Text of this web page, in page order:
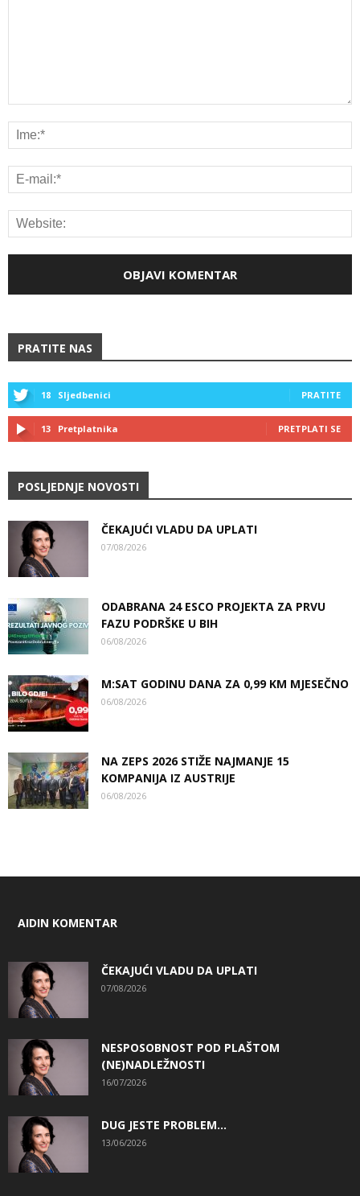
PRATITE NAS
18 Sljedbenici PRATITE
13 Pretplatnika PRETPLATI SE
POSLJEDNJE NOVOSTI
ČEKAJUĆI VLADU DA UPLATI
07/08/2026
ODABRANA 24 ESCO PROJEKTA ZA PRVU
FAZU PODRŠKE U BIH
06/08/2026
M:SAT GODINU DANA ZA 0,99 KM MJESEČNO
06/08/2026
NA ZEPS 2026 STIŽE NAJMANJE 15
KOMPANIJA IZ AUSTRIJE
06/08/2026
AIDIN KOMENTAR
ČEKAJUĆI VLADU DA UPLATI
07/08/2026
NESPOSOBNOST POD PLAŠTOM
(NE)NADLEŽNOSTI
16/07/2026
DUG JESTE PROBLEM…
13/06/2026